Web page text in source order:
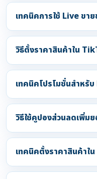
เทคนิคการใช้ Live ขา
วิธีตั้งราคาสินค้าใน
เทคนิคโปรโมชั่นสำหรั
วิธีใช้คูปองส่วนลดเพิ่ม
เทคนิคตั้งราคาสินค้าใ